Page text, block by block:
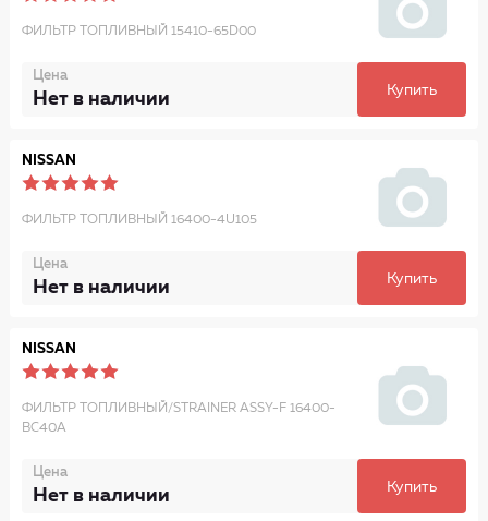
ФИЛЬТР ТОПЛИВНЫЙ 15410-65D00
Цена
Нет в наличии Купить
NISSAN
ФИЛЬТР ТОПЛИВНЫЙ 16400-4U105
Цена
Нет в наличии Купить
NISSAN
ФИЛЬТР ТОПЛИВНЫЙ/STRAINER ASSY-F 16400-
BC40A
Цена
Нет в наличии Купить